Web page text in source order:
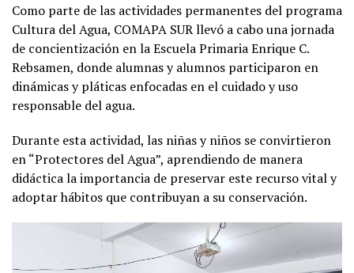
Como parte de las actividades permanentes del programa
Cultura del Agua, COMAPA SUR llevó a cabo una jornada
de concientización en la Escuela Primaria Enrique C.
Rebsamen, donde alumnas y alumnos participaron en
dinámicas y pláticas enfocadas en el cuidado y uso
responsable del agua.
Durante esta actividad, las niñas y niños se convirtieron
en “Protectores del Agua”, aprendiendo de manera
didáctica la importancia de preservar este recurso vital y
adoptar hábitos que contribuyan a su conservación.